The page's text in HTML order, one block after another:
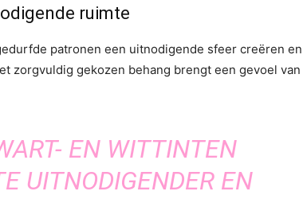
ruimte
patronen een uitnodigende sfeer creëren en
zorgvuldig gekozen behang brengt een gevoel van
EN WITTINTEN
UITNODIGENDER EN